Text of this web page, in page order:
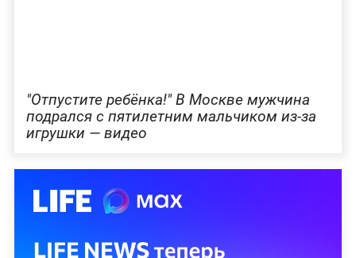
"Отпустите ребёнка!" В Москве мужчина
подрался с пятилетним мальчиком из-за
игрушки — видео